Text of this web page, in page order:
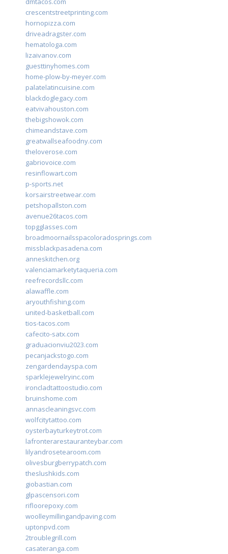
crescentstreetprinting.com
hornopizza.com
driveadragster.com
hematologa.com
lizaivanov.com
guesttinyhomes.com
home-plow-by-meyer.com
palatelatincuisine.com
blackdoglegacy.com
eatvivahouston.com
thebigshowok.com
chimeandstave.com
greatwallseafoodny.com
theloverose.com
gabriovoice.com
resinflowart.com
p-sports.net
korsairstreetwear.com
petshopallston.com
avenue26tacos.com
topgglasses.com
broadmoornailsspacoloradosprings.com
missblackpasadena.com
anneskitchen.org
valenciamarketytaqueria.com
reefrecordsllc.com
alawaffle.com
aryouthfishing.com
united-basketball.com
tios-tacos.com
cafecito-satx.com
graduacionviu2023.com
pecanjackstogo.com
zengardendayspa.com
sparklejewelryinc.com
ironcladtattoostudio.com
bruinshome.com
annascleaningsvc.com
wolfcitytattoo.com
oysterbayturkeytrot.com
lafronterarestauranteybar.com
lilyandrosetearoom.com
olivesburgberrypatch.com
theslushkids.com
giobastian.com
glpascensori.com
rifloorepoxy.com
woolleymillingandpaving.com
uptonpvd.com
2troublegrill.com
casateranga.com